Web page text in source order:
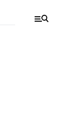
выборы –
системы